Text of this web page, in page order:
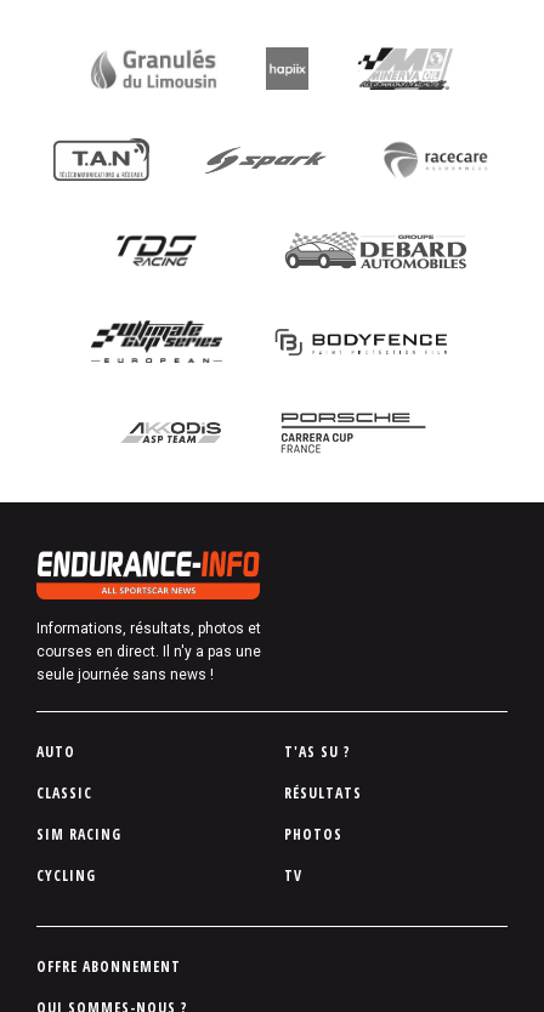
Informations, résultats, photos et
courses en direct. Il n'y a pas une
seule journée sans news !
P
d
d
p
AUTO
CLASSIC
SIM RACING
CYCLING
T'AS SU ?
RÉSULTATS
PHOTOS
TV
P
OFFRE ABONNEMENT